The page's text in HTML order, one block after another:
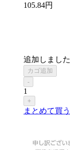
105.84円
追加しました
カゴ追加
-
1
+
まとめて買う